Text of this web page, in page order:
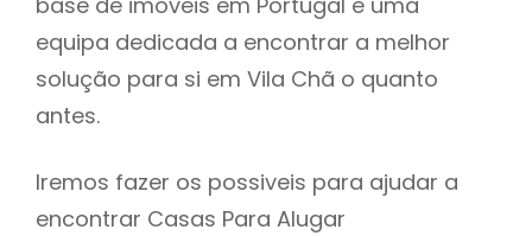
equipa dedicada a encontrar a melhor
solução para si em Vila Chã o quanto
antes.
Iremos fazer os possiveis para ajudar a
encontrar Casas Para Alugar